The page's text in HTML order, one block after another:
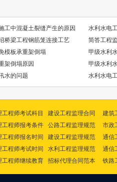
工中混凝土裂缝产生的原因
水利水电
桥梁工程钢筋笼连接工艺
简答工程
模板承重架倒塌
甲级水利
架倒塌原因
甲级水利
水的问题
水利水电
工程师考试科目
工程师报考条件
工程师报名时间
工程师考试时间
工程师继续教育
建设工程监理合同
公路工程监理规范
建设工程监理规范
水利工程监理规范
招标代理合同范本
建筑
市政
通信
通信
铁路